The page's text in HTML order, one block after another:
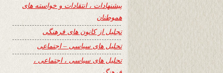
پیشنهادات ، انتقادات و خواسته های
هموطنان
تجلیل از کانون های فرهنگی
تحلیل های سیاسی – اجتماعی
تحلیل های سیاسی ، اجتماعی ،